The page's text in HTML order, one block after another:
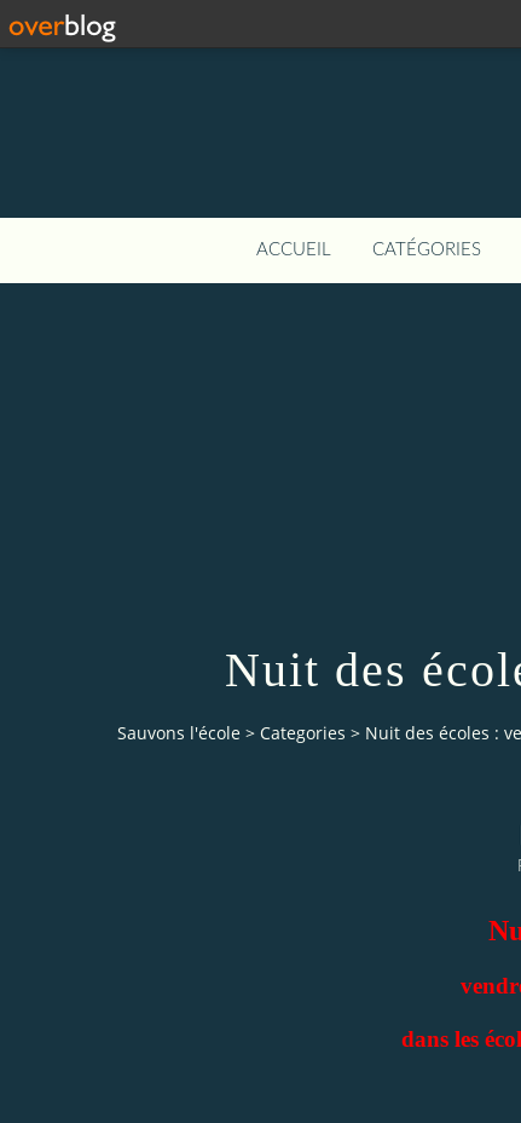
ACCUEIL CATÉGORIES
Nuit des
Sauvons l'école > Categories > Nuit des écoles :
dans les